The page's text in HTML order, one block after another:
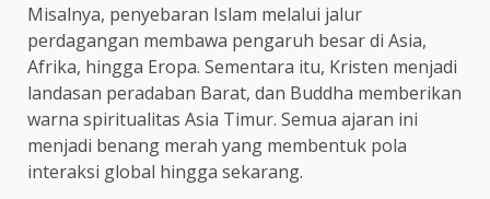
Misalnya, penyebaran Islam melalui jalur
perdagangan membawa pengaruh besar di Asia,
Afrika, hingga Eropa. Sementara itu, Kristen menjadi
landasan peradaban Barat, dan Buddha memberikan
warna spiritualitas Asia Timur. Semua ajaran ini
menjadi benang merah yang membentuk pola
interaksi global hingga sekarang.